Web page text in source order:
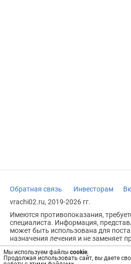
Мы используем файлы cookie.
Продолжая использовать сайт, вы даете
Обратная связь Инвесторам
vrachi02.ru, 2019-2026 гг.
Имеются противопоказания,
специалиста. Информация,
может быть использована для
назначения лечения и не заменяет
Возрастное ограничение: 18+